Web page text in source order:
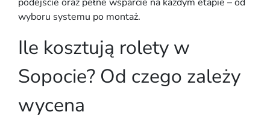
wyboru systemu po montaż.
Ile kosztują rolety w
Sopocie? Od czego zależy
wycena